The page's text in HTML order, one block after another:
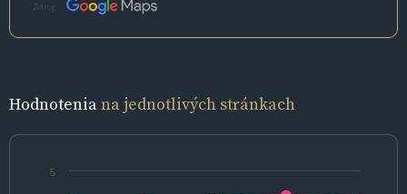
Zdroj:
Hodnoteniana jednotlivých stránkach
5